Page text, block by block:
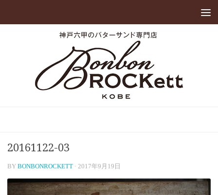
20161122-03
BY BONBONROCKETT · 2017年9月19日